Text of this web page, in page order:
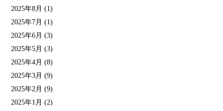
2025年8月 (1)
2025年7月 (1)
2025年6月 (3)
2025年5月 (3)
2025年4月 (8)
2025年3月 (9)
2025年2月 (9)
2025年1月 (2)